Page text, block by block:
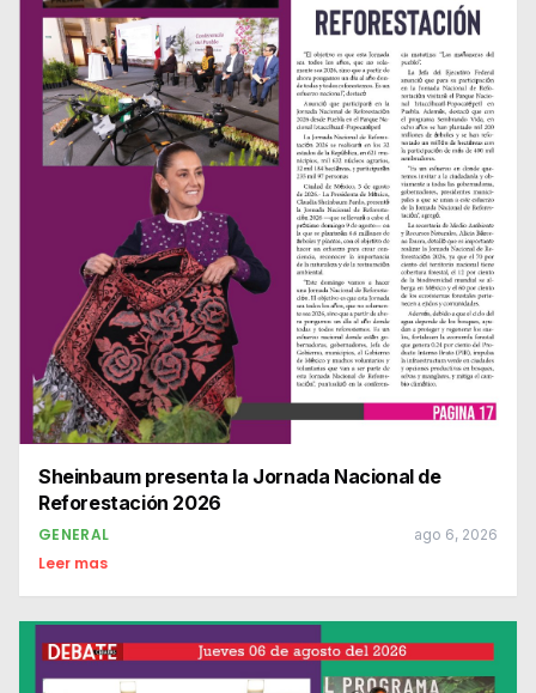
Sheinbaum presenta la Jornada Nacional de
Reforestación 2026
GENERAL ago 6, 2026
Leer mas